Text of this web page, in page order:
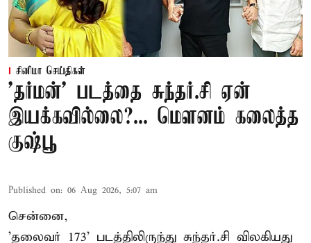
சினிமா செய்திகள்
'தர்மன்' படத்தை சுந்தர்.சி ஏன்
இயக்கவில்லை?... மௌனம் கலைத்த
குஷ்பூ
Published on: 06 Aug 2026, 5:07 am
சென்னை,
'தலைவர் 173' படத்திலிருந்து சுந்தர்.சி விலகியது